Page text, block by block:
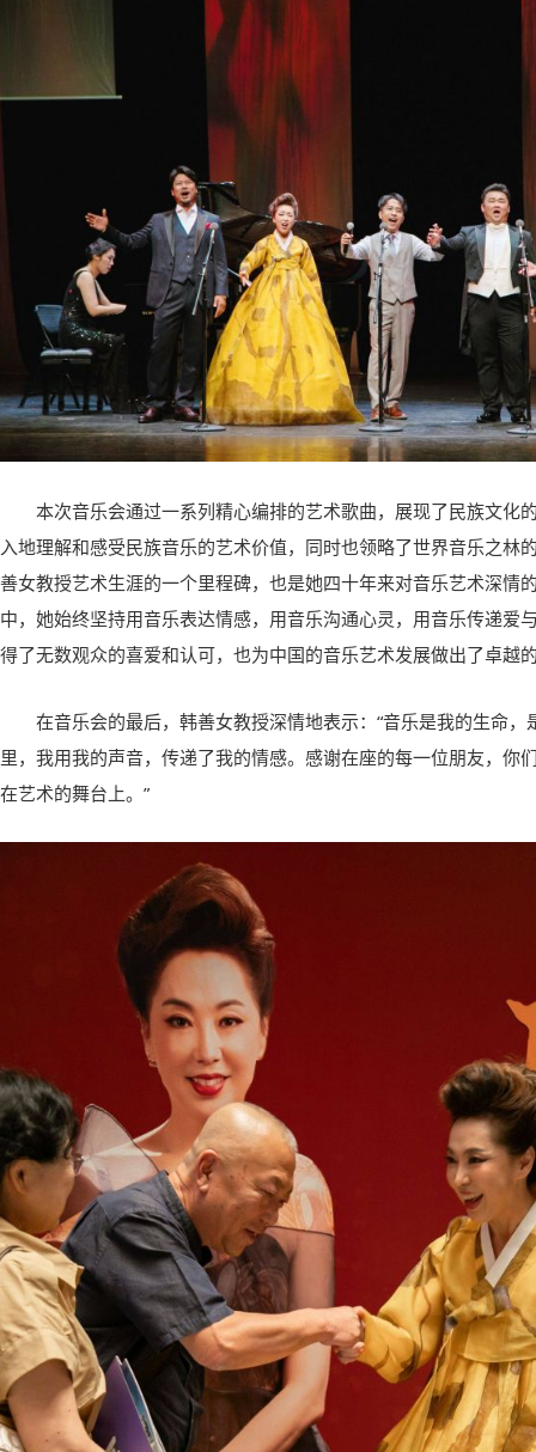
本次音乐会通过一系列精心编排的艺术歌曲，展现了民族文化
入地理解和感受民族音乐的艺术价值，同时也领略了世界音乐之林
善女教授艺术生涯的一个里程碑，也是她四十年来对音乐艺术深
中，她始终坚持用音乐表达情感，用音乐沟通心灵，用音乐传递爱
得了无数观众的喜爱和认可，也为中国的音乐艺术发展做出了卓越
在音乐会的最后，韩善女教授深情地表示：“音乐是我的生命
里，我用我的声音，传递了我的情感。感谢在座的每一位朋友，你
在艺术的舞台上。”